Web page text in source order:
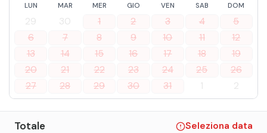
LUN MAR MER GIO VEN SAB DOM
29 30 1 2 3 4
5
6
7 8 9 10 11
12
13
14 15 16 17 18
19
20
21 22 23 24 25
26
27
28 29 30 31 1 2
Totale Seleziona data